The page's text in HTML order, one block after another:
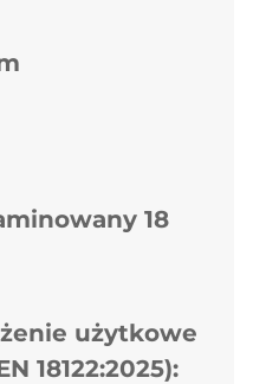
18
użytkowe
18122:2025):